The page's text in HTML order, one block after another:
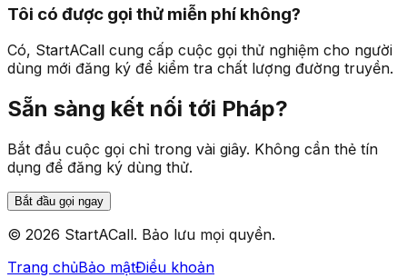
Tôi có được gọi thử miễn phí không?
Có, StartACall cung cấp cuộc gọi thử nghiệm cho người
dùng mới đăng ký để kiểm tra chất lượng đường truyền.
Sẵn sàng kết nối tới Pháp?
Bắt đầu cuộc gọi chỉ trong vài giây. Không cần thẻ tín
dụng để đăng ký dùng thử.
Bắt đầu gọi ngay
© 2026 StartACall. Bảo lưu mọi quyền.
Trang chủBảo mậtĐiều khoản